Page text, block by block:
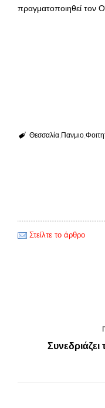
πραγματοποιηθεί τον
Θεσσαλία Πανμιο
Στείλτε το άρθρο